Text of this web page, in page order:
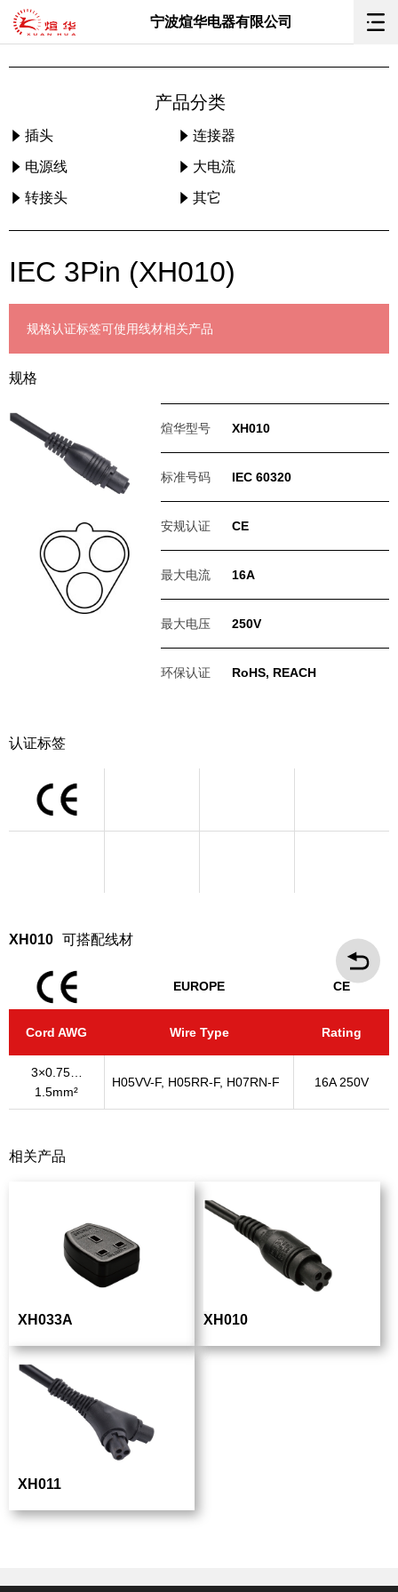
宁波煊华电器有限公司
产品分类
插头 连接器
电源线 大电流
转接头 其它
IEC 3Pin (XH010)
规格认证标签可使用线材相关产品
规格
煊华型号 XH010
标准号码 IEC 60320
安规认证 CE
最大电流 16A
最大电压 250V
环保认证 RoHS, REACH
认证标签
XH010 可搭配线材
EUROPE CE
Cord AWG Wire Type Rating
3×0.75…
1.5mm²
H05VV-F, H05RR-F, H07RN-F 16A 250V
相关产品
XH033A XH010
XH011